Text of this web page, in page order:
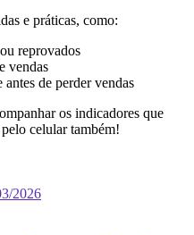
e práticas, como:
reprovados
vendas
de perder vendas
os indicadores que
celular também!
2026